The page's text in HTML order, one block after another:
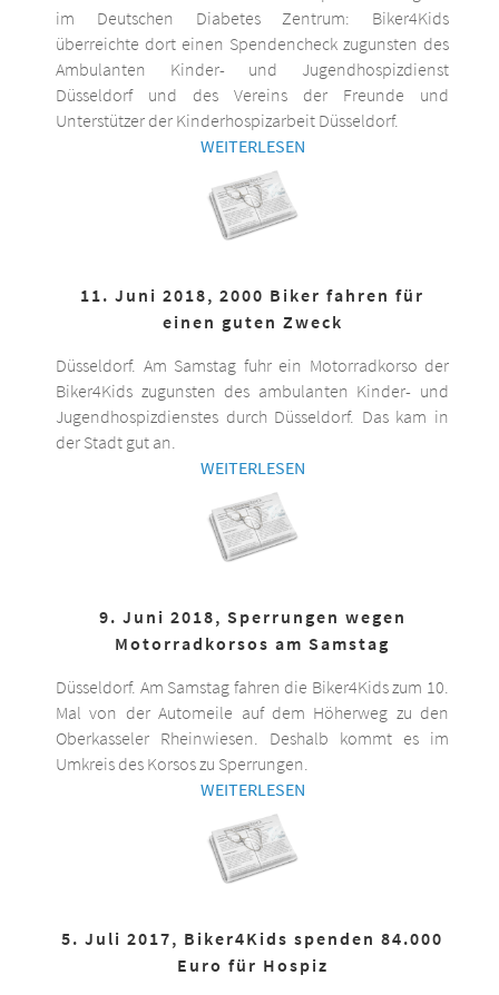
im Deutschen Diabetes Zentrum: Biker4Kids
überreichte dort einen Spendencheck zugunsten des
Ambulanten Kinder- und Jugendhospizdienst
Düsseldorf und des Vereins der Freunde und
Unterstützer der Kinderhospizarbeit Düsseldorf.
WEITERLESEN
11. Juni 2018, 2000 Biker fahren für
einen guten Zweck
Düsseldorf. Am Samstag fuhr ein Motorradkorso der
Biker4Kids zugunsten des ambulanten Kinder- und
Jugendhospizdienstes durch Düsseldorf. Das kam in
der Stadt gut an.
WEITERLESEN
9. Juni 2018, Sperrungen wegen
Motorradkorsos am Samstag
Düsseldorf. Am Samstag fahren die Biker4Kids zum 10.
Mal von der Automeile auf dem Höherweg zu den
Oberkasseler Rheinwiesen. Deshalb kommt es im
Umkreis des Korsos zu Sperrungen.
WEITERLESEN
5. Juli 2017, Biker4Kids spenden 84.000
Euro für Hospiz